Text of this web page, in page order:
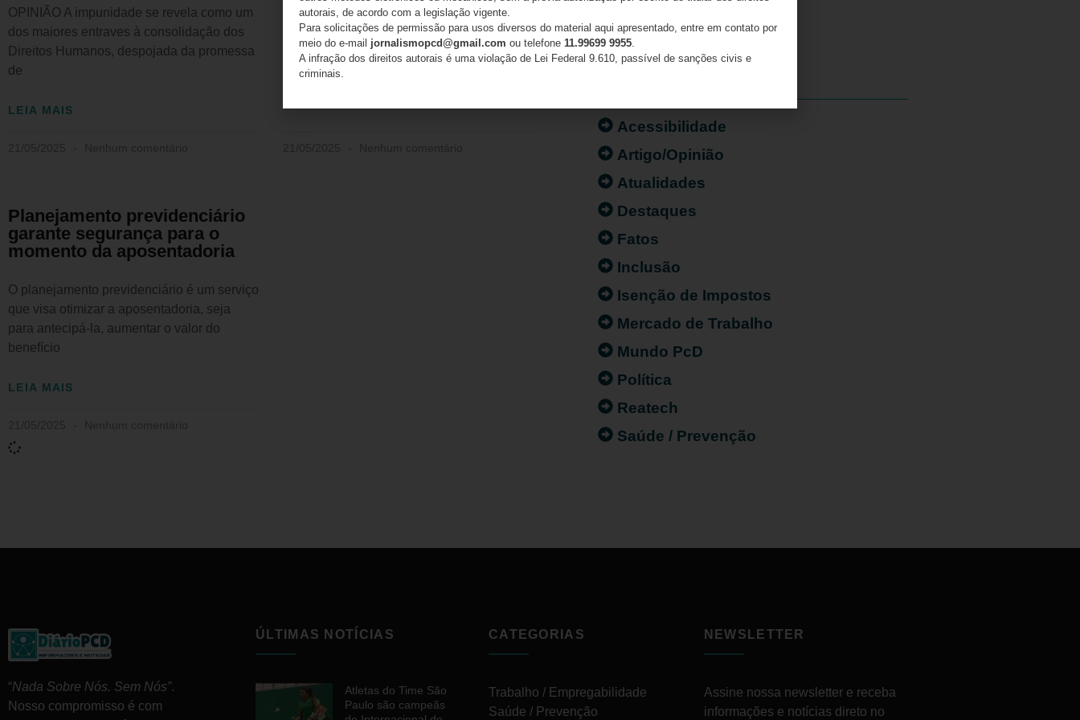
OPINIÃO A impunidade se revela como um
dos maiores entraves à consolidação dos
Direitos Humanos, despojada da promessa
de
LEIA MAIS
A acessibilidade começa dentro de casa:
adaptar o lar com pequenas ações pode
fazer a diferença para pessoas com
Planejamento previdenciário
garante segurança para o
momento da aposentadoria
O planejamento previdenciário é um serviço
que visa otimizar a aposentadoria, seja
para antecipá-la, aumentar o valor do
benefício
LEIA MAIS
05/08/2026
Acessibilidade
Artigo/Opinião
Atualidades
Destaques
Fatos
Inclusão
Isenção de Impostos
Mercado de Trabalho
Mundo PcD
Política
Reatech
Saúde / Prevenção
“Nada Sobre Nós. Sem Nós”.
Nosso compromisso é com
ÚLTIMAS NOTÍCIAS
Atletas do Time São
Paulo são campeãs
CATEGORIAS
Trabalho / Empregabilidade
Saúde / Prevenção
NEWSLETTER
Assine nossa newsletter e receba
informações e notícias direto no
autorais, de acordo com a legislação vigente.
Para solicitações de permissão para usos diversos do material aqui apresentado, entre em contato por
meio do e-mail jornalismopcd@gmail.com ou telefone 11.99699 9955
A infração dos direitos autorais é uma violação de Lei Federal 9.610, passível de sanções civis e
criminais.